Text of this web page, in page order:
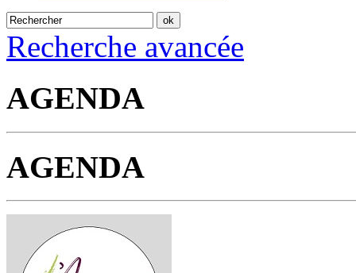
Recherche avancée
AGENDA
AGENDA